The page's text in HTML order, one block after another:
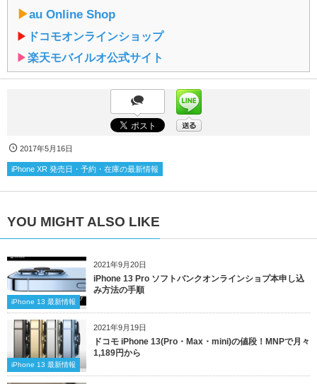
▶︎au Online Shop
▶︎ ドコモオンラインショップ
▶︎楽天モバイルオ公式サイト
2017年5月16日
iPhone XR 発売日・予約・在庫の最新情報
YOU MIGHT ALSO LIKE
2021年9月20日
iPhone 13 最新情報
iPhone 13 Pro ソフトバンクオンラインショプ本申し込
み方法の手順
2021年9月19日
iPhone 13 最新情報
ドコモ iPhone 13(Pro・Max・mini)の値段！MNPで月々
1,189円から